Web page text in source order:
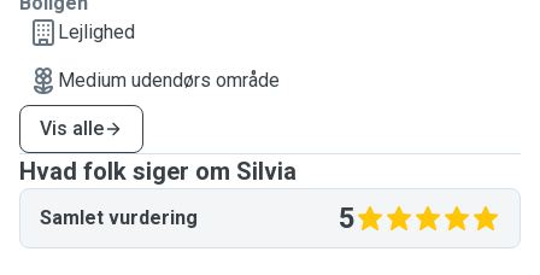
Lejlighed
Medium udendørs område
Vis alle
Hvad folk siger om Silvia
Samlet vurdering 5